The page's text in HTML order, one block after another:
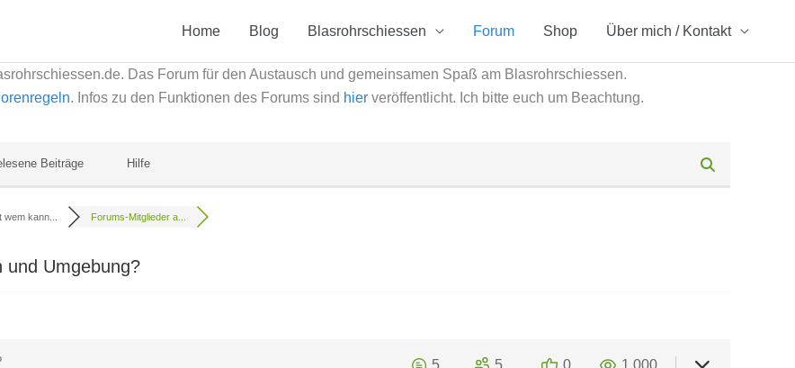
Home Blog Blasrohrschiessen Forum Shop Über mich / Kontakt
Das Forum für den Austausch und gemeinsamen Spaß am Blasrohrschiessen.
. Infos zu den Funktionen des Forums sind hier veröffentlicht. Ich bitte euch um Beachtung.
Beiträge Hilfe
kann... Forums-Mitglieder a...
und Umgebung?
5 5 0 1,000